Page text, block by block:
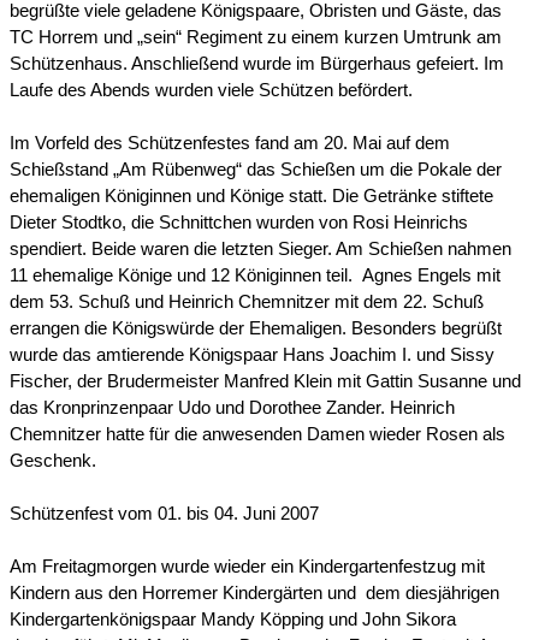
begrüßte viele geladene Königspaare, Obristen und Gäste, das
TC Horrem und „sein“ Regiment zu einem kurzen Umtrunk am
Schützenhaus. Anschließend wurde im Bürgerhaus gefeiert. Im
Laufe des Abends wurden viele Schützen befördert.
Im Vorfeld des Schützenfestes fand am 20. Mai auf dem
Schießstand „Am Rübenweg“ das Schießen um die Pokale der
ehemaligen Königinnen und Könige statt. Die Getränke stiftete
Dieter Stodtko, die Schnittchen wurden von Rosi Heinrichs
spendiert. Beide waren die letzten Sieger. Am Schießen nahmen
11 ehemalige Könige und 12 Königinnen teil. Agnes Engels mit
dem 53. Schuß und Heinrich Chemnitzer mit dem 22. Schuß
errangen die Königswürde der Ehemaligen. Besonders begrüßt
wurde das amtierende Königspaar Hans Joachim I. und Sissy
Fischer, der Brudermeister Manfred Klein mit Gattin Susanne und
das Kronprinzenpaar Udo und Dorothee Zander. Heinrich
Chemnitzer hatte für die anwesenden Damen wieder Rosen als
Geschenk.
Schützenfest vom 01. bis 04. Juni 2007
Am Freitagmorgen wurde wieder ein Kindergartenfestzug mit
Kindern aus den Horremer Kindergärten und dem diesjährigen
Kindergartenkönigspaar Mandy Köpping und John Sikora